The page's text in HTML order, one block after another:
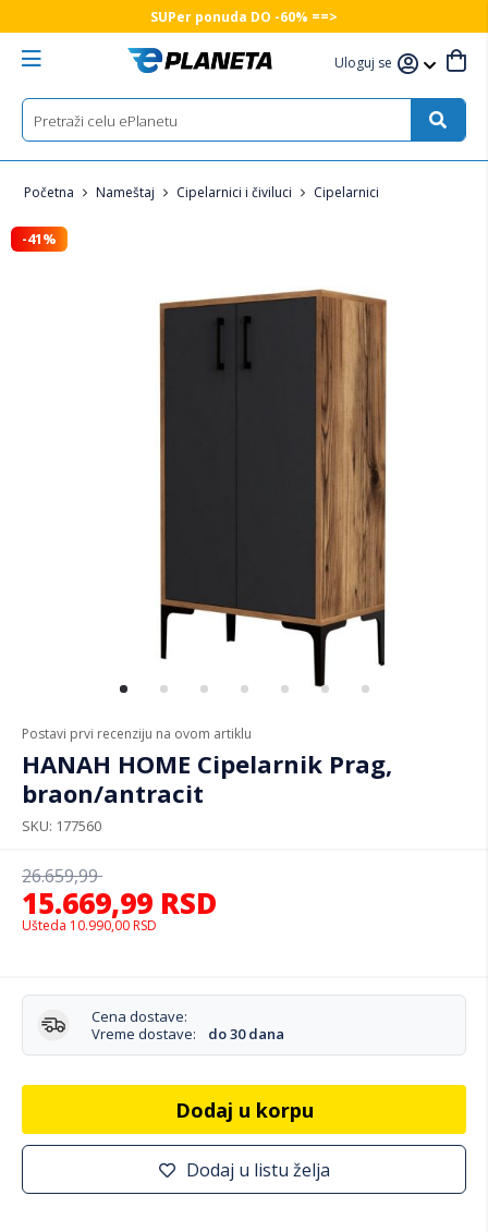
SUPer ponuda DO -60% ==>
Uloguj se
Početna Nameštaj Cipelarnici i čiviluci Cipelarnici
Postavi prvi recenziju na ovom artiklu
HANAH HOME Cipelarnik Prag,
braon/antracit
SKU 177560
15.669,99 RSD
26.659,99
Ušteda 10.990,00 RSD
Cena dostave:
Vreme dostave:
do 30 dana
Dodaj u korpu
Dodaj u listu želja
-41%